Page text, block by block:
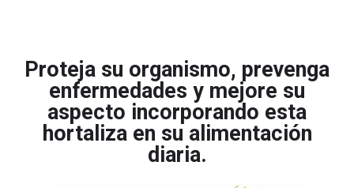
Proteja su organismo, prevenga
enfermedades y mejore su
aspecto incorporando esta
hortaliza en su alimentación
diaria.